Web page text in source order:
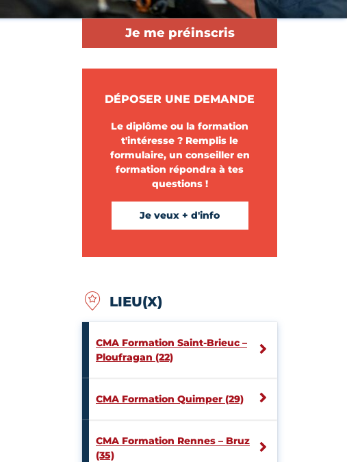
Je me préinscris
DÉPOSER UNE DEMANDE
Le diplôme ou la formation
t'intéresse ? Remplis le
formulaire, un conseiller en
formation répondra à tes
questions !
Je veux + d'info
LIEU(X)
CMA Formation Saint-Brieuc –
Ploufragan (22)
CMA Formation Quimper (29)
CMA Formation Rennes – Bruz
(35)